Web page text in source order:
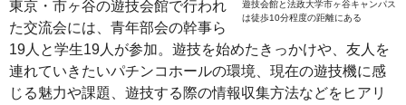
遊技会館と法政大学市ヶ谷キャンパス
は徒歩10分程度の距離にある
東京・市ヶ谷の遊技会館で行われ
た交流会には、青年部会の幹事ら
19人と学生19人が参加。遊技を始めたきっかけや、友人を
連れていきたいパチンコホールの環境、現在の遊技機に感
じる魅力や課題、遊技する際の情報収集方法などをヒアリ